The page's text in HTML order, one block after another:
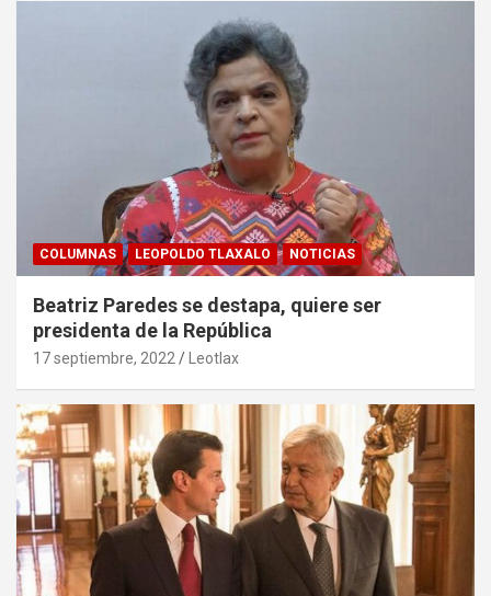
COLUMNAS LEOPOLDO TLAXALO NOTICIAS
Beatriz Paredes se destapa, quiere ser
presidenta de la República
17 septiembre, 2022 Leotlax